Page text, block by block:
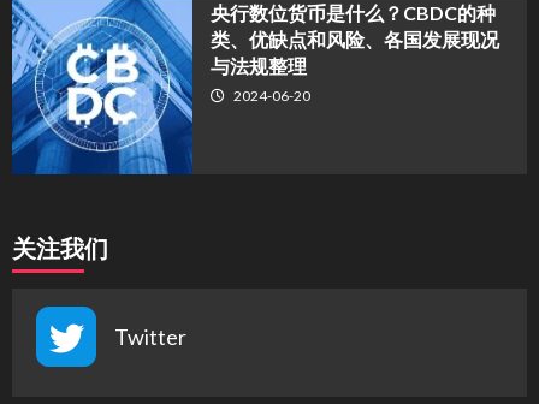
央行数位货币是什么？CBDC的种
类、优缺点和风险、各国发展现况
与法规整理
2024-06-20
关注我们
Twitter